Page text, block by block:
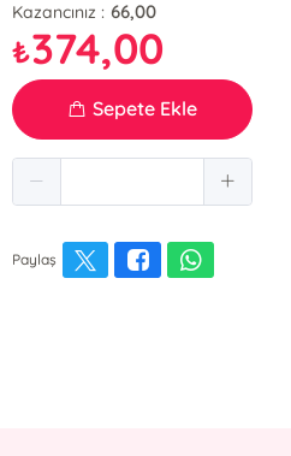
Kazancınız : 66,00
₺374,00
Sepete Ekle
Paylaş